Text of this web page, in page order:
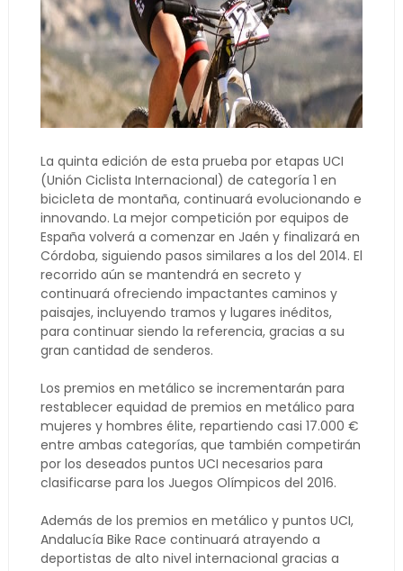
La quinta edición de esta prueba por etapas UCI
(Unión Ciclista Internacional) de categoría 1 en
bicicleta de montaña, continuará evolucionando e
innovando. La mejor competición por equipos de
España volverá a comenzar en Jaén y finalizará en
Córdoba, siguiendo pasos similares a los del 2014. El
recorrido aún se mantendrá en secreto y
continuará ofreciendo impactantes caminos y
paisajes, incluyendo tramos y lugares inéditos,
para continuar siendo la referencia, gracias a su
gran cantidad de senderos.
Los premios en metálico se incrementarán para
restablecer equidad de premios en metálico para
mujeres y hombres élite, repartiendo casi 17.000 €
entre ambas categorías, que también competirán
por los deseados puntos UCI necesarios para
clasificarse para los Juegos Olímpicos del 2016.
Además de los premios en metálico y puntos UCI,
Andalucía Bike Race continuará atrayendo a
deportistas de alto nivel internacional gracias a